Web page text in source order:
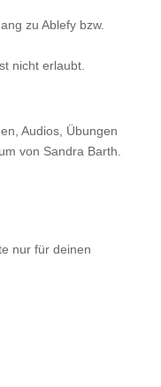
zu Ablefy bzw.
nicht erlaubt.
Audios, Übungen
von Sandra Barth.
nur für deinen